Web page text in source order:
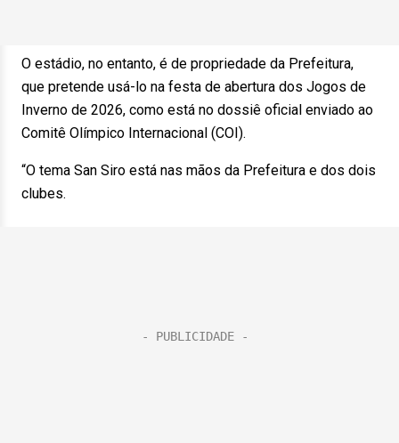
O estádio, no entanto, é de propriedade da Prefeitura,
que pretende usá-lo na festa de abertura dos Jogos de
Inverno de 2026, como está no dossiê oficial enviado ao
Comitê Olímpico Internacional (COI).
“O tema San Siro está nas mãos da Prefeitura e dos dois
clubes.